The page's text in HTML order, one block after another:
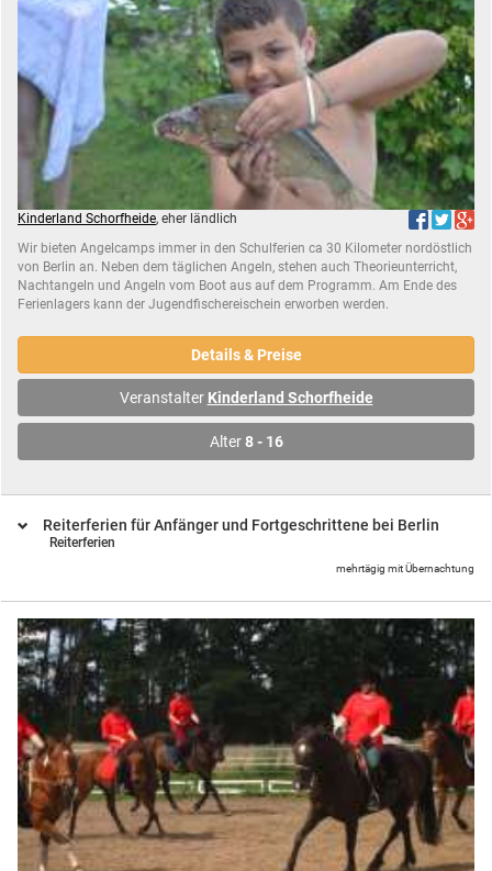
Kinderland Schorfheide, eher ländlich
Wir bieten Angelcamps immer in den Schulferien ca 30 Kilometer nordöstlich
von Berlin an. Neben dem täglichen Angeln, stehen auch Theorieunterricht,
Nachtangeln und Angeln vom Boot aus auf dem Programm. Am Ende des
Ferienlagers kann der Jugendfischereischein erworben werden.
Details & Preise
Veranstalter Kinderland Schorfheide
Alter8 - 16
Reiterferien für Anfänger und Fortgeschrittene bei Berlin
Reiterferien
mehrtägig mit Übernachtung